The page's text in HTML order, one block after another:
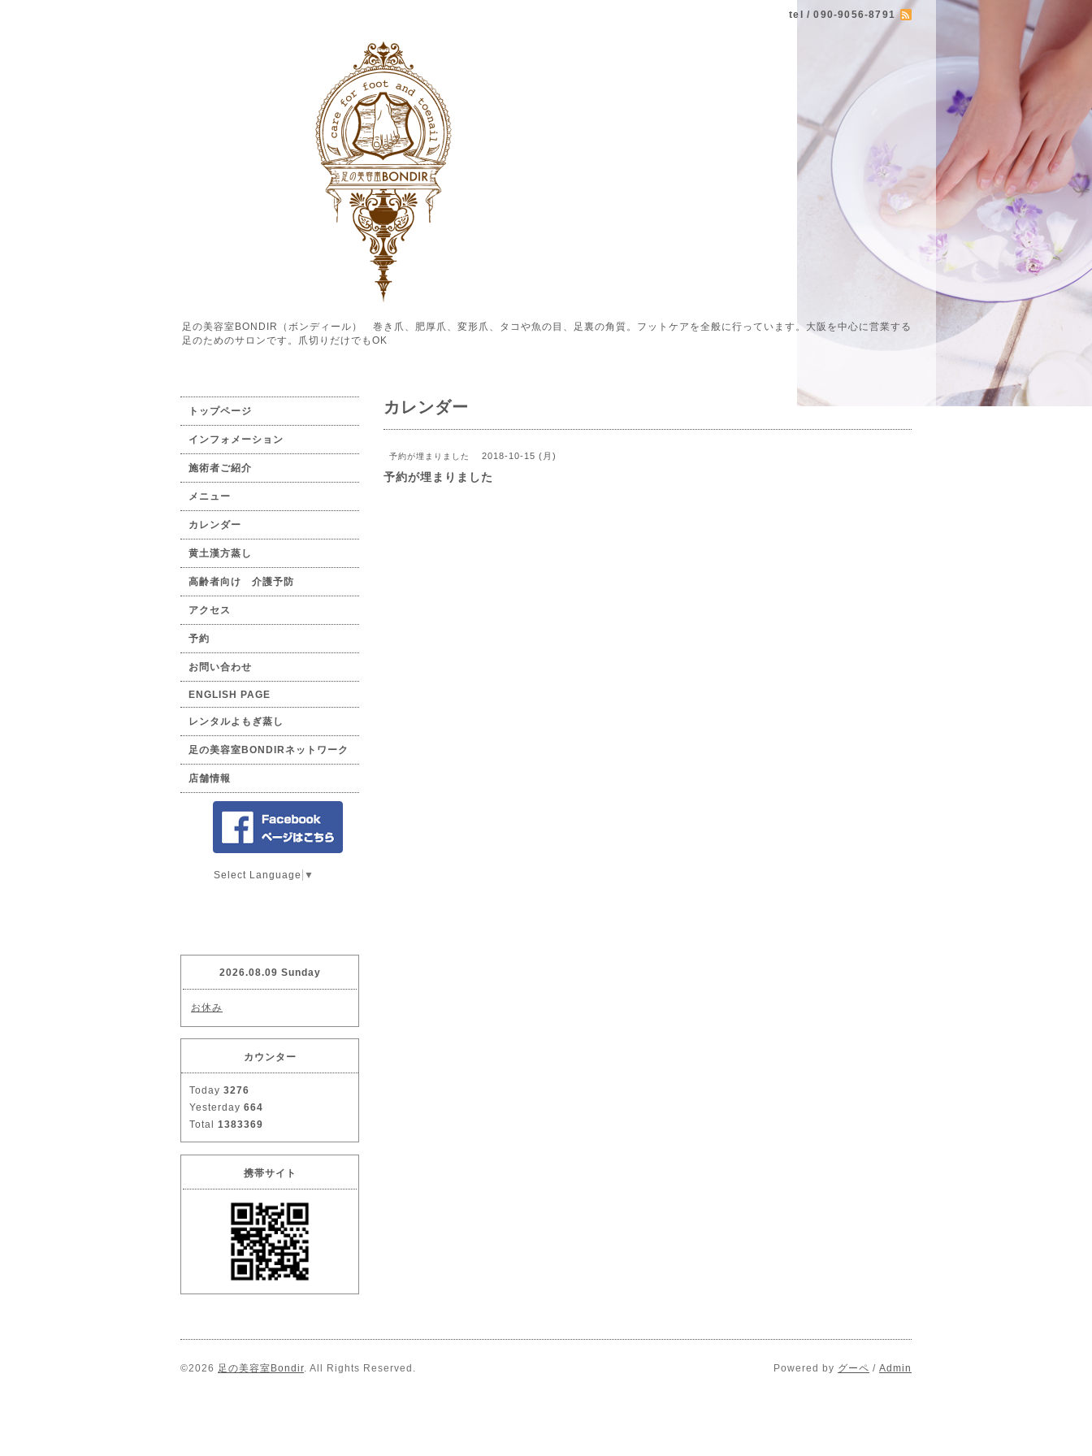
tel / 090-9056-8791
足の美容室BONDIR（ボンディール） 巻き爪、肥厚爪、変形爪、タコや魚の目、足裏の角質。フットケアを全般に行っています。大阪を中心に営業する
足のためのサロンです。爪切りだけでもOK
カレンダー
予約が埋まりました 2018-10-15 (月)
予約が埋まりました
トップページ
インフォメーション
施術者ご紹介
メニュー
カレンダー
黄土漢方蒸し
高齢者向け 介護予防
アクセス
予約
お問い合わせ
ENGLISH PAGE
レンタルよもぎ蒸し
足の美容室BONDIRネットワーク
店舗情報
Select Language ▼
2026.08.09 Sunday
お休み
カウンター
Today 3276
Yesterday 664
Total 1383369
携帯サイト
©2026 足の美容室Bondir. All Rights Reserved. Powered by グーペ / Admin